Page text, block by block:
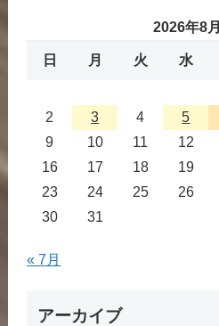
2026年8月
日 月 火 水
2
3 4 5
9
10 11 12
16
17 18 19
23
24 25 26
30
31
« 7月
アーカイブ